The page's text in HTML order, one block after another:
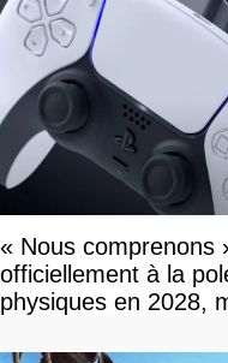
« Nous comprenons
officiellement à la
physiques en 2028,